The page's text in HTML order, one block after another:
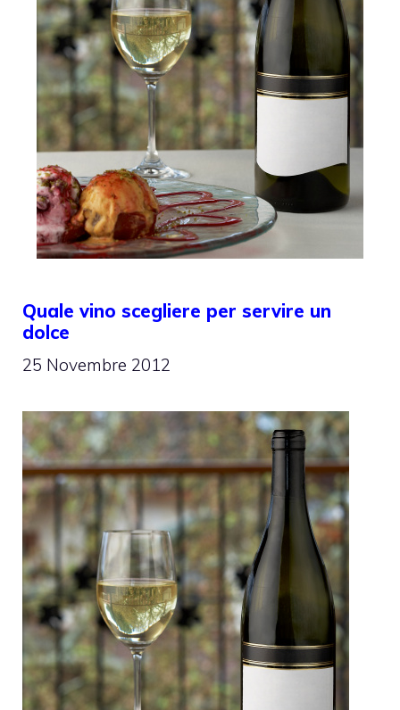
Quale vino scegliere per servire un
dolce
25 Novembre 2012